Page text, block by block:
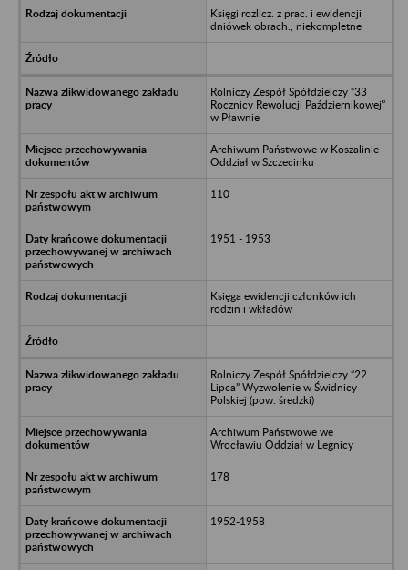
Księgi rozlicz. z prac. i ewidencji
dniówek obrach., niekompletne
Rolniczy Zespół Spółdzielczy “33
Rocznicy Rewolucji Październikowej”
w Pławnie
Archiwum Państwowe w Koszalinie
Oddział w Szczecinku
110
1951 - 1953
Księga ewidencji członków ich
rodzin i wkładów
Rolniczy Zespół Spółdzielczy “22
Lipca” Wyzwolenie w Świdnicy
Polskiej (pow. średzki)
Archiwum Państwowe we
Wrocławiu Oddział w Legnicy
178
1952-1958